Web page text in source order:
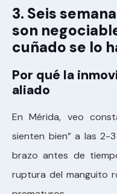
3. Seis
son
cuñado se lo
Por qué la
aliado
En Mérida, veo
sienten bien” a las 2-
brazo antes de
ruptura del manguito